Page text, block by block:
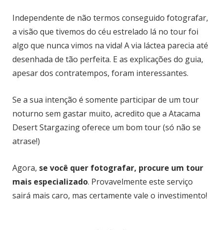
Independente de não termos conseguido fotografar,
a visão que tivemos do céu estrelado lá no tour foi
algo que nunca vimos na vida! A via láctea parecia até
desenhada de tão perfeita. E as explicações do guia,
apesar dos contratempos, foram interessantes.
Se a sua intenção é somente participar de um tour
noturno sem gastar muito, acredito que a Atacama
Desert Stargazing oferece um bom tour (só não se
atrase!)
Agora, se você quer fotografar, procure um tour
mais especializado. Provavelmente este serviço
sairá mais caro, mas certamente vale o investimento!